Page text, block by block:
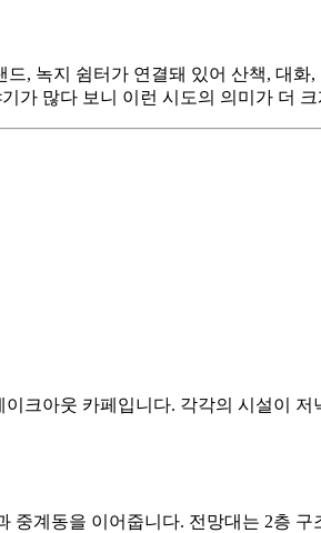
, 녹지 쉼터가 연결돼 있어 산책, 대
가 많다 보니 이런 시도의 의미가 더
크아웃 카페입니다. 각각의 시설이
중계동을 이어줍니다. 전망대는 2층